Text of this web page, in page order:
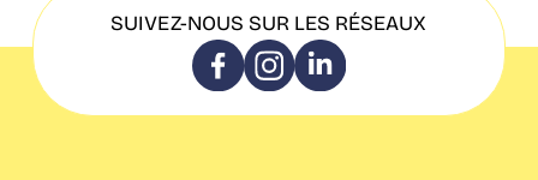
SUIVEZ-NOUS SUR LES RÉSEAUX